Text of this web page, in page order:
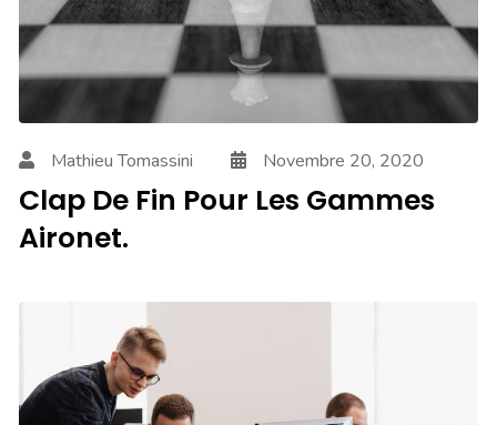
NOUS REJOINDRE
CONTACT
PODCAST
Mathieu Tomassini Novembre 20, 2020
Clap De Fin Pour Les Gammes
Aironet.